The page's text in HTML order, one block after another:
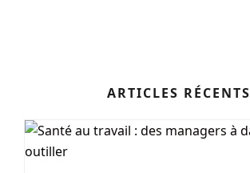
ARTICLES RÉCENTS